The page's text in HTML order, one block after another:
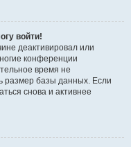
войти!
деактивировал или
конференции
время не
размер базы данных. Если
снова и активнее